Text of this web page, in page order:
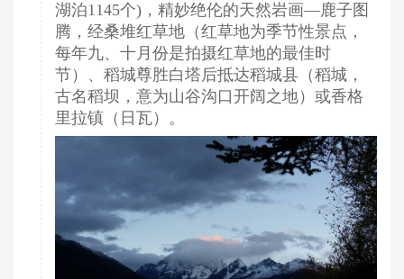
湖泊1145个)，精妙绝伦的天然岩画—鹿子图
腾，经桑堆红草地（红草地为季节性景点，
每年九、十月份是拍摄红草地的最佳时
节）、稻城尊胜白塔后抵达稻城县（稻城，
古名稻坝，意为山谷沟口开阔之地）或香格
里拉镇（日瓦）。